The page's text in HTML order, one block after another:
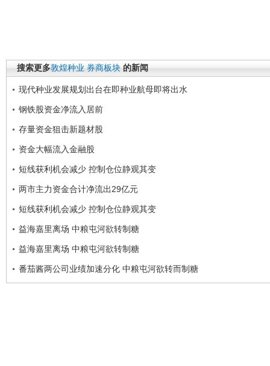
搜索更多敦煌种业 券商板块 的新闻
现代种业发展规划出台在即种业航母即将出水
钢铁股资金净流入居前
存量资金狙击新题材股
资金大幅流入金融股
短线获利机会减少 控制仓位静观其变
两市主力资金合计净流出29亿元
短线获利机会减少 控制仓位静观其变
益海嘉里离场 中粮屯河欲转制糖
益海嘉里离场 中粮屯河欲转制糖
番茄酱两公司业绩加速分化 中粮屯河欲转而制糖